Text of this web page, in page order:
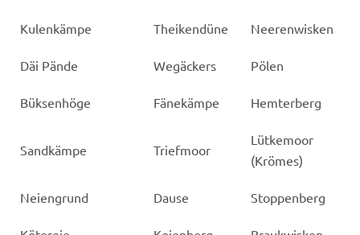
Kulenkämpe Theikendüne Neerenwisken
Däi Pände Wegäckers Pölen
Büksenhöge Fänekämpe Hemterberg
Sandkämpe Triefmoor
Lütkemoor
(Krömes)
Neiengrund Dause Stoppenberg